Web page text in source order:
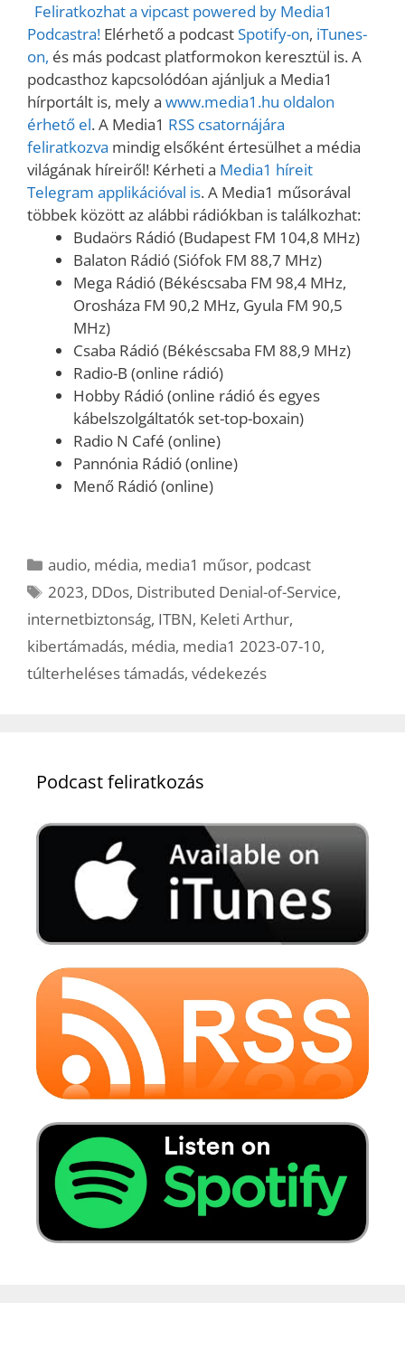
Feliratkozhat a vipcast powered by Media1
Podcastra! Elérhető a podcastSpotify-on, iTunes-
on, és más podcast platformokon keresztül is. A
podcasthoz kapcsolódóan ajánljuk a Media1
hírportált is, mely a www.media1.hu oldalon
érhető el. A Media1 RSS csatornájára
feliratkozva mindig elsőként értesülhet a média
világának híreiről! Kérheti a Media1 híreit
Telegram applikációval is. A Media1 műsorával
többek között az alábbi rádiókban is találkozhat:
Budaörs Rádió (Budapest FM 104,8 MHz)
Balaton Rádió (Siófok FM 88,7 MHz)
Mega Rádió (Békéscsaba FM 98,4 MHz,
Orosháza FM 90,2 MHz, Gyula FM 90,5
MHz)
Csaba Rádió (Békéscsaba FM 88,9 MHz)
Radio-B (online rádió)
Hobby Rádió (online rádió és egyes
kábelszolgáltatók set-top-boxain)
Radio N Café (online)
Pannónia Rádió (online)
Menő Rádió (online)
Kategória
audio, média, media1 műsor, podcast
Címkék
2023, DDos, Distributed Denial-of-Service,
internetbiztonság, ITBN, Keleti Arthur,
kibertámadás, média, media1 2023-07-10,
túlterheléses támadás, védekezés
Podcast feliratkozás